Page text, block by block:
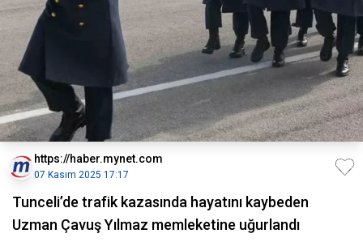
https://haber.mynet.com
07 Kasım 2025 17:17
Tunceli’de trafik kazasında hayatını kaybeden
Uzman Çavuş Yılmaz memleketine uğurlandı